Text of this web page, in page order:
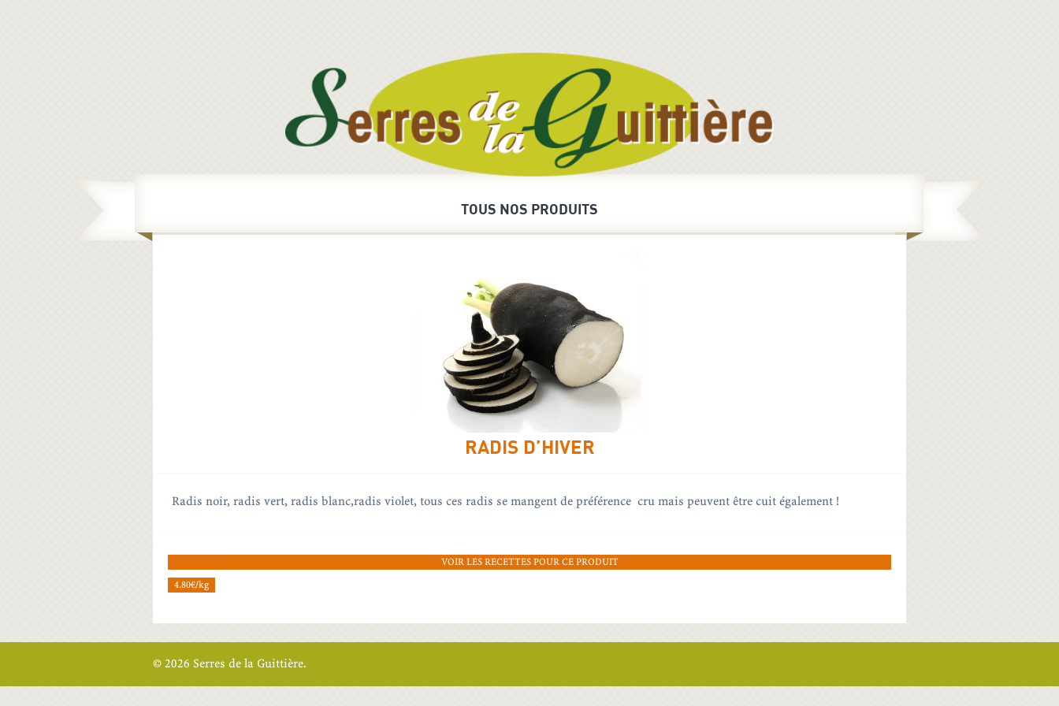
TOUS NOS PRODUITS
RADIS D’HIVER
Radis noir, radis vert, radis blanc,radis violet, tous ces radis se mangent de préférence cru mais peuvent être cuit également !
VOIR LES RECETTES POUR CE PRODUIT
4.80€/kg
© 2026 Serres de la Guittière.